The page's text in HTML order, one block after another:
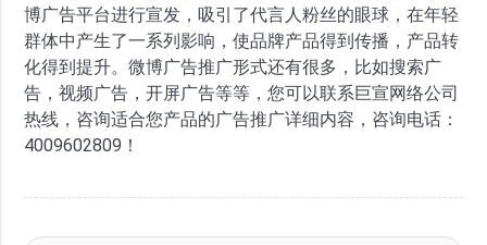
博广告平台进行宣发，吸引了代言人粉丝的眼球，在年轻
群体中产生了一系列影响，使品牌产品得到传播，产品转
化得到提升。微博广告推广形式还有很多，比如搜索广
告，视频广告，开屏广告等等，您可以联系巨宣网络公司
热线，咨询适合您产品的广告推广详细内容，咨询电话：
4009602809！